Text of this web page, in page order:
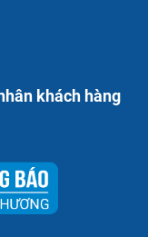
khách hàng